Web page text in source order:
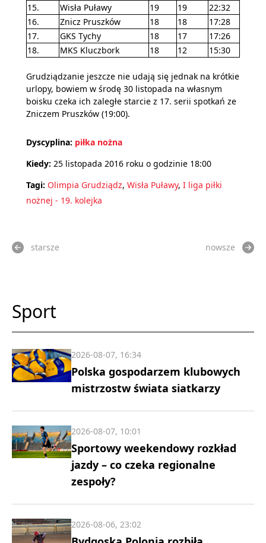
15.
Wisła Puławy 19 19
22:32
16.
Znicz Pruszków 18 18
17:28
17.
GKS Tychy 18 17
17:26
18.
MKS Kluczbork 18 12 15:30
Grudziądzanie jeszcze nie udają się jednak na krótkie
urlopy, bowiem w środę 30 listopada na własnym
boisku czeka ich zaległe starcie z 17. serii spotkań ze
Zniczem Pruszków (19:00).
Dyscyplina: piłka nożna
Kiedy: 25 listopada 2016 roku o godzinie 18:00
Tagi: Olimpia Grudziądz, Wisła Puławy, I liga piłki
nożnej - 19. kolejka
starsze nowsze
Sport
Polska gospodarzem klubowych
mistrzostw świata siatkarzy
2026-08-07, 16:34
Sportowy weekendowy rozkład
jazdy – co czeka regionalne
zespoły?
2026-08-07, 10:01
2026-08-06, 23:02